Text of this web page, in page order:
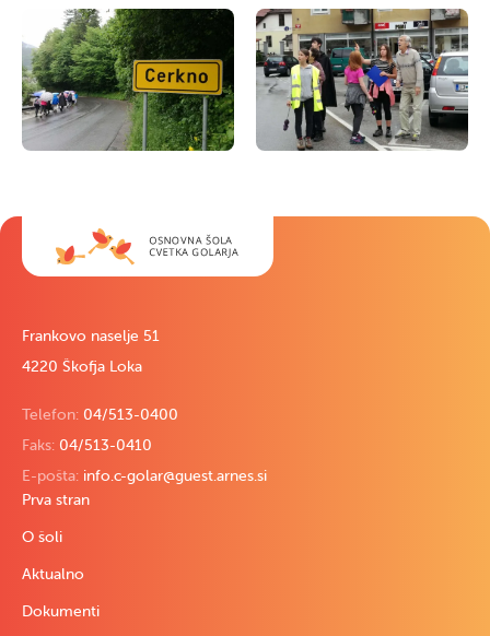
Frankovo naselje 51
4220 Škofja Loka
Telefon: 04/513-0400
Faks: 04/513-0410
E-pošta: info.c-golar@guest.arnes.si
Prva stran
O šoli
Aktualno
Dokumenti